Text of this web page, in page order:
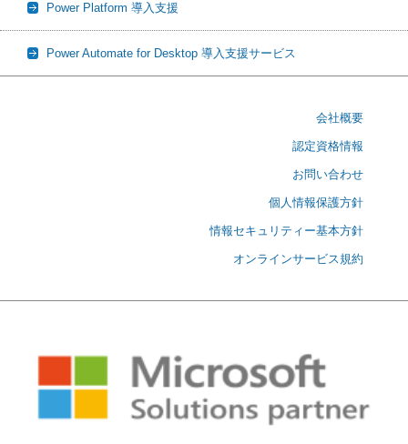
Power Platform 導入支援
Power Automate for Desktop 導入支援サービス
会社概要
認定資格情報
お問い合わせ
個人情報保護方針
情報セキュリティー基本方針
オンラインサービス規約